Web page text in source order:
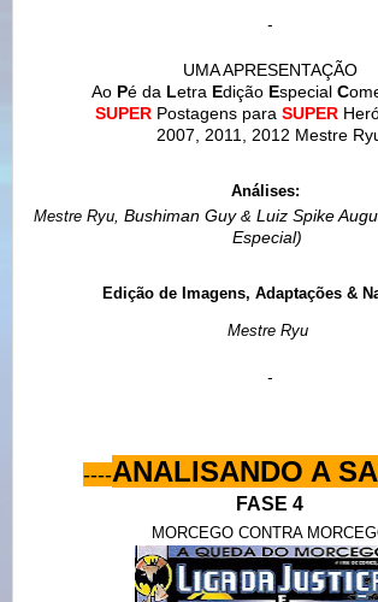
-
UMA APRESENTAÇÃO
Ao Pé da Letra Edição Especial C
SUPER Postagens para SUPER
2007, 2011, 2012 Mestre
Análises:
Mestre Ryu, Bushiman Guy & Luiz Spike
Especial)
Edição de Imagens, Adaptações&
Mestre Ryu
-
----ANALISANDO A
FASE 4
MORCEGO CONTRA